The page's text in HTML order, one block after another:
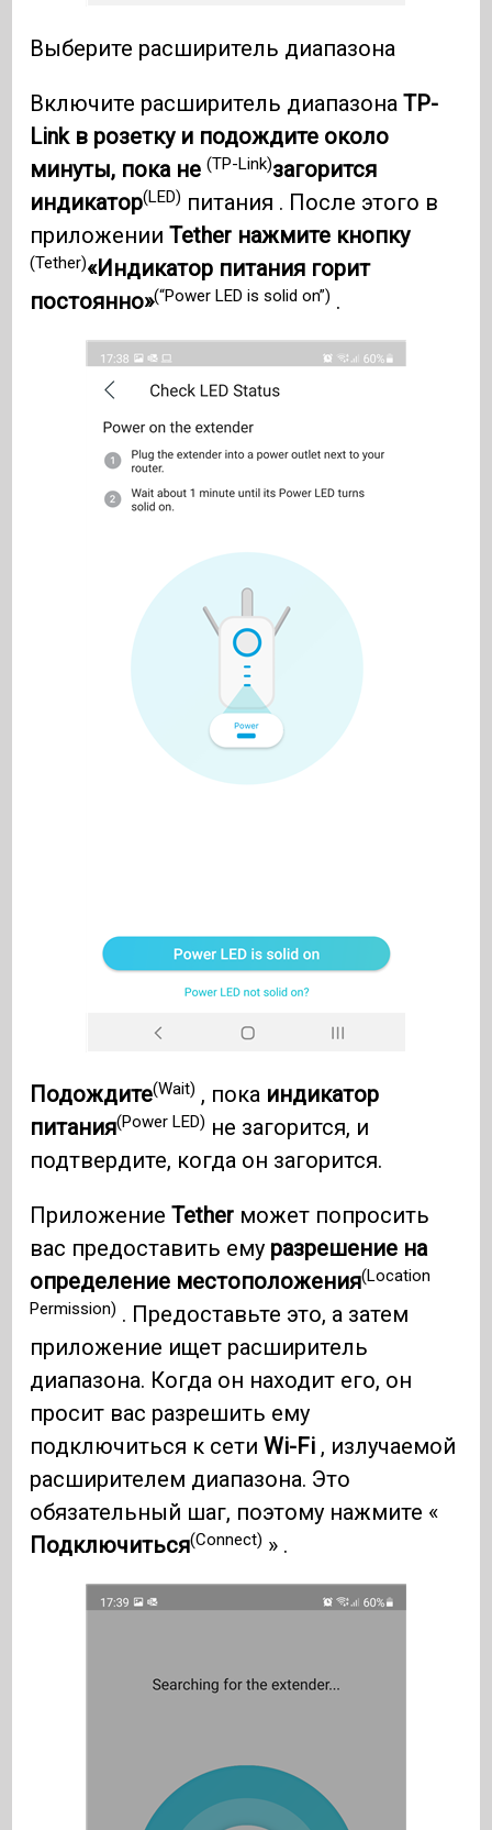
Выберите расширитель диапазона
Включите расширитель диапазонаTP-
Link в розетку и подождите около
минуты, пока не(TP-Link)загорится
индикатор(LED) питания . После этого в
приложенииTether нажмите кнопку
(Tether)«Индикатор питания горит
постоянно»(“Power LED is solid on”) .
Подождите(Wait) , пока индикатор
питания(Power LED) не загорится, и
подтвердите, когда он загорится.
ПриложениеTether может попросить
вас предоставить ему разрешение на
определение местоположения(Location
Permission) . Предоставьте это, а затем
приложение ищет расширитель
диапазона. Когда он находит его, он
просит вас разрешить ему
подключиться к сетиWi-Fi , излучаемой
расширителем диапазона. Это
обязательный шаг, поэтому нажмите «
Подключиться(Connect) » .